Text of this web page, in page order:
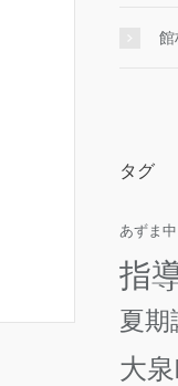
館
タグ
あずま中
指
夏期
大泉